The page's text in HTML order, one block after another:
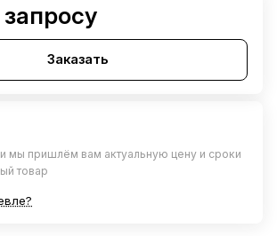
Заказать
мы пришлём вам актуальную цену и сроки
товар